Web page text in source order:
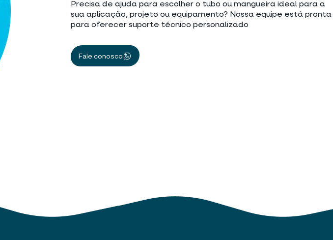
Precisa de ajuda para escolher o tubo ou mangueira ideal para a
sua aplicação, projeto ou equipamento? Nossa equipe está pronta
para oferecer suporte técnico personalizado
Fale conosco